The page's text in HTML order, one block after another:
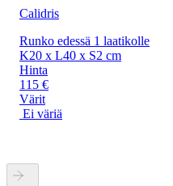
Calidris
Runko edessä 1 laatikolle
K20 x L40 x S2 cm
Hinta
115 €
Värit
Ei väriä